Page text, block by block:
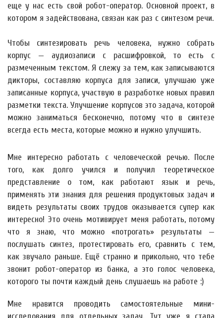
еще у нас есть свой робот-оператор. Основной проект, в
котором я задействована, связан как раз с синтезом речи.
Чтобы синтезировать речь человека, нужно собрать
корпус — аудиозаписи с расшифровкой, то есть с
размеченным текстом. Я слежу за тем, как записываются
дикторы, составляю корпуса для записи, улучшаю уже
записанные корпуса, участвую в разработке новых правил
разметки текста. Улучшение корпусов это задача, которой
можно заниматься бесконечно, потому что в синтезе
всегда есть места, которые можно и нужно улучшить.
Мне интересно работать с человеческой речью. После
того, как долго учился и получил теоретическое
представление о том, как работают язык и речь,
применять эти знания для решения продуктовых задач и
видеть результаты своих трудов оказывается супер как
интересно! Это очень мотивирует меня работать, потому
что я знаю, что можно «потрогать» результаты —
послушать синтез, протестировать его, сравнить с тем,
как звучало раньше. Ещё странно и прикольно, что тебе
звонит робот-оператор из банка, а это голос человека,
которого ты почти каждый день слушаешь на работе :)
Мне нравится проводить самостоятельные мини-